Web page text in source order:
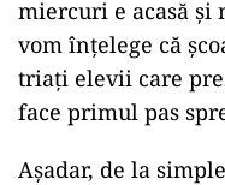
miercuri e acasă și
vom înțelege că
triați elevii care
face primul pas
Așadar, de la